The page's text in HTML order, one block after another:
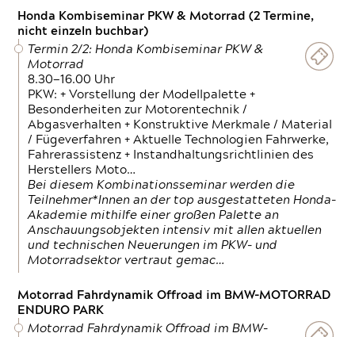
Honda Kombiseminar PKW & Motorrad (2 Termine,
nicht einzeln buchbar)
Termin 2/2: Honda Kombiseminar PKW &
Motorrad
8.30—16.00 Uhr
PKW: + Vorstellung der Modellpalette +
Besonderheiten zur Motorentechnik /
Abgasverhalten + Konstruktive Merkmale / Material
/ Fügeverfahren + Aktuelle Technologien Fahrwerke,
Fahrerassistenz + Instandhaltungsrichtlinien des
Herstellers Moto…
Bei diesem Kombinationsseminar werden die
Teilnehmer*Innen an der top ausgestatteten Honda-
Akademie mithilfe einer großen Palette an
Anschauungsobjekten intensiv mit allen aktuellen
und technischen Neuerungen im PKW- und
Motorradsektor vertraut gemac…
Motorrad Fahrdynamik Offroad im BMW-MOTORRAD
ENDURO PARK
Motorrad Fahrdynamik Offroad im BMW-